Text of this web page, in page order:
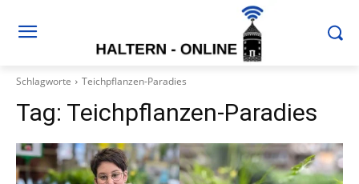
Schlagworte Teichpflanzen-Paradies
Tag: Teichpflanzen-Paradies